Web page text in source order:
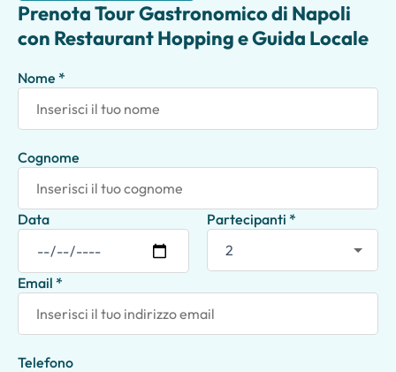
Prenota Tour Gastronomico di Napoli
con Restaurant Hopping e Guida Locale
Nome *
Cognome
Data Partecipanti *
Email *
Telefono